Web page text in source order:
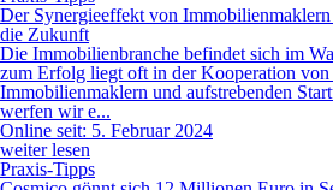
Der Synergieeffekt von
die Zukunft
Die Immobilienbranche befindet sich im
zum Erfolg liegt oft in der Kooperation von
Immobilienmaklern und aufstrebenden
werfen wir e...
Online seit: 5. Februar 2024
weiter lesen
Praxis-Tipps